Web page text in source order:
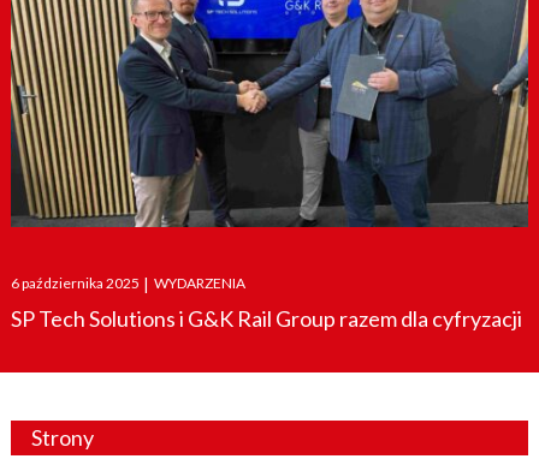
Posted
on
6 października 2025 | WYDARZENIA
SP Tech Solutions i G&K Rail Group razem dla cyfryzacji
Strony